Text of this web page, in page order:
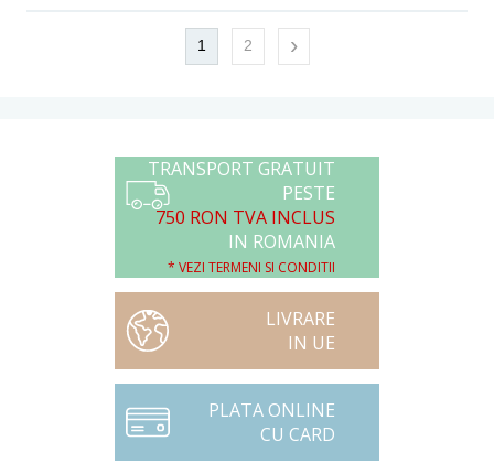
1 2 ›
TRANSPORT GRATUIT
PESTE
750 RON TVA INCLUS
IN ROMANIA
* VEZI TERMENI SI CONDITII
LIVRARE
IN UE
PLATA ONLINE
CU CARD